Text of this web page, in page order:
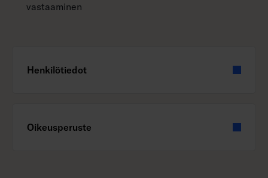
vastaaminen
Henkilötiedot
Oikeusperuste